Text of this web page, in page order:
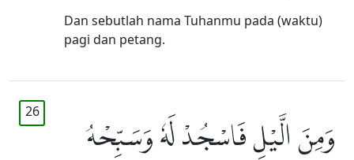
Dan sebutlah nama Tuhanmu pada (waktu)
pagi dan petang.
26
وَمِنَ الَّيْلِ فَاسْجُدْ لَهٗ وَسَبِّحْهُ